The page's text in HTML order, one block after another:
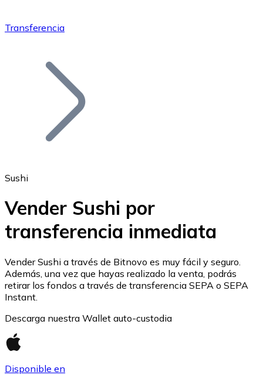
Bitcoin
Ethereum
ETH
Transferencia
Sushi
Vender Sushi por
transferencia inmediata
Vender Sushi a través de Bitnovo es muy fácil y seguro.
Además, una vez que hayas realizado la venta, podrás
retirar los fondos a través de transferencia SEPA o SEPA
Instant.
Descarga nuestra Wallet auto-custodia
Disponible en